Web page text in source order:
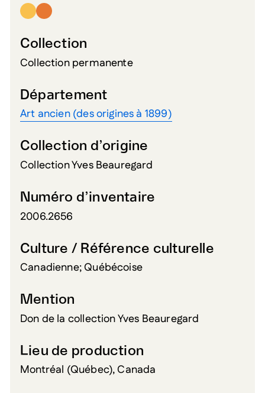
Collection
Collection permanente
Département
Art ancien (des origines à 1899)
Collection d’origine
Collection Yves Beauregard
Numéro d’inventaire
2006.2656
Culture / Référence culturelle
Canadienne; Québécoise
Mention
Don de la collection Yves Beauregard
Lieu de production
Montréal (Québec), Canada